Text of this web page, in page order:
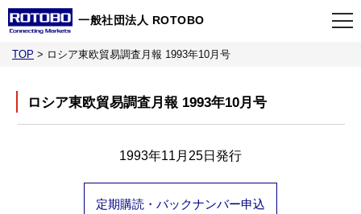
一般社団法人 ROTOBO
TOP > ロシア東欧貿易調査月報 1993年10月号
ロシア東欧貿易調査月報 1993年10月号
1993年11月25日発行
定期購読・バックナンバー申込